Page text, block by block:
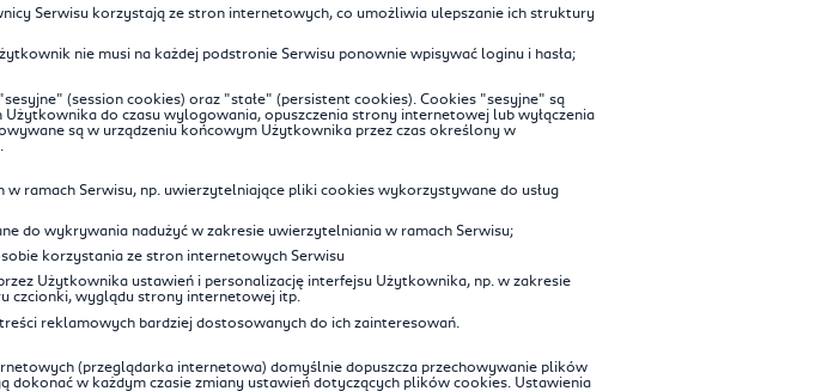
Serwisu korzystają ze stron internetowych, co umożliwia ulepszanie ich struktury
nie musi na każdej podstronie Serwisu ponownie wpisywać loginu i hasła;
(session cookies) oraz "stałe" (persistent cookies). Cookies "sesyjne" są
do czasu wylogowania, opuszczenia strony internetowej lub wyłączenia
są w urządzeniu końcowym Użytkownika przez czas określony w
ramach Serwisu, np. uwierzytelniające pliki cookies wykorzystywane do usług
do wykrywania nadużyć w zakresie uwierzytelniania w ramach Serwisu;
korzystania ze stron internetowych Serwisu
Użytkownika ustawień i personalizację interfejsu Użytkownika, np. w zakresie
czcionki, wyglądu strony internetowej itp.
reklamowych bardziej dostosowanych do ich zainteresowań.
(przeglądarka internetowa) domyślnie dopuszcza przechowywanie plików
w każdym czasie zmiany ustawień dotyczących plików cookies. Ustawienia